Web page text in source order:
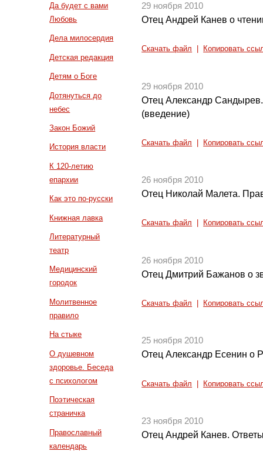
Да будет с вами
Любовь
Дела милосердия
Детская редакция
Детям о Боге
Дотянуться до
небес
Закон Божий
История власти
К 120-летию
епархии
Как это по-русски
Книжная лавка
Литературный
театр
Медицинский
городок
Молитвенное
правило
На стыке
О душевном
здоровье. Беседа
с психологом
Поэтическая
страничка
Православный
календарь
29 ноября 2010
Отец Андрей Канев о
Скачать файл Копировать
29 ноября 2010
Отец Александр
(введение)
Скачать файл Копировать
26 ноября 2010
Отец Николай Малета.
Скачать файл Копировать
26 ноября 2010
Отец Дмитрий Бажанов о
Скачать файл Копировать
25 ноября 2010
Отец Александр Есенин о
Скачать файл Копировать
23 ноября 2010
Отец Андрей Канев.